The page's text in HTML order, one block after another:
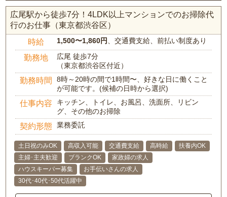
広尾駅から徒歩7分！4LDK以上マンションでのお掃除代
行のお仕事（東京都渋谷区）
時給 1,500〜1,860円、交通費支給、前払い制度あり
勤務地
広尾 徒歩7分
（東京都渋谷区付近）
勤務時間
8時～20時の間で1時間〜、好きな日に働くこと
が可能です。(候補の日時から選択)
仕事内容
キッチン、トイレ、お風呂、洗面所、リビン
グ、その他のお掃除
契約形態 業務委託
土日祝のみOK 高収入可能 交通費支給 高時給
扶養内OK
主婦･主夫歓迎
ブランクOK
家政婦の求人
ハウスキーパー募集
お手伝いさんの求人
30代･40代･50代活躍中